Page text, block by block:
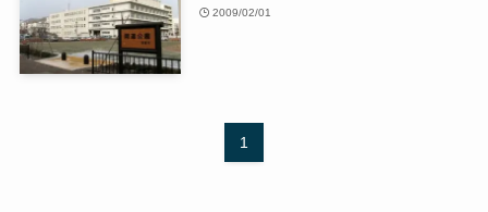
2009/02/01
1